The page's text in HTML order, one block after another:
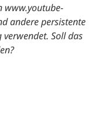
www.youtube-
andere persistente
Soll das